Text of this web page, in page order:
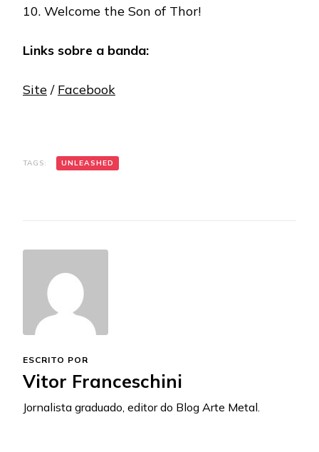
10. Welcome the Son of Thor!
Links sobre a banda:
Site / Facebook
TAGS: UNLEASHED
ESCRITO POR
Vitor Franceschini
Jornalista graduado, editor do Blog Arte Metal.